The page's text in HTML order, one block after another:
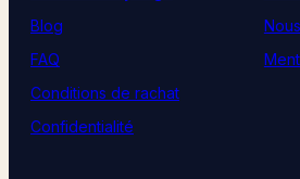
Blog
FAQ
Conditions de rachat
Confidentialité